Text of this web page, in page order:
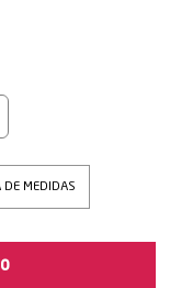
DE MEDIDAS